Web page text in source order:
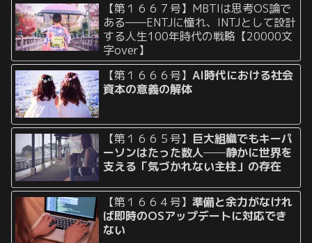
【第１６６７号】MBTIは思考OS論で
ある——ENTJに憧れ、INTJとして設計
する人生100年時代の戦略【20000文
字over】
【第１６６６号】AI時代における社会
資本の意義の解体
【第１６６５号】 巨大組織でもキーパ
ーソンはたった数人──静かに世界を
支える「気づかれない主柱」の存在
【第１６６４号】準備と余力がなけれ
ば即時のOSアップデートに対応でき
ない